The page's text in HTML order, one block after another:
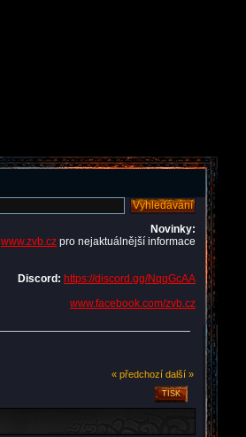
Novinky:
www.zvb.cz pro nejaktuálnější informace
Discord: https://discord.gg/NqqGcAA
www.facebook.com/zvb.cz
« předchozí další »
TISK